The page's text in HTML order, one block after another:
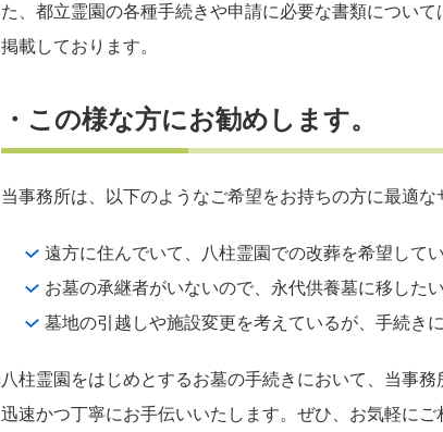
た、都立霊園の各種手続きや申請に必要な書類について
掲載しております。
・この様な方にお勧めします。
当事務所は、以下のようなご希望をお持ちの方に最適な
遠方に住んでいて、八柱霊園での改葬を希望して
お墓の承継者がいないので、永代供養墓に移した
墓地の引越しや施設変更を考えているが、手続き
八柱霊園をはじめとするお墓の手続きにおいて、当事
迅速かつ丁寧にお手伝いいたします。ぜひ、お気軽にご